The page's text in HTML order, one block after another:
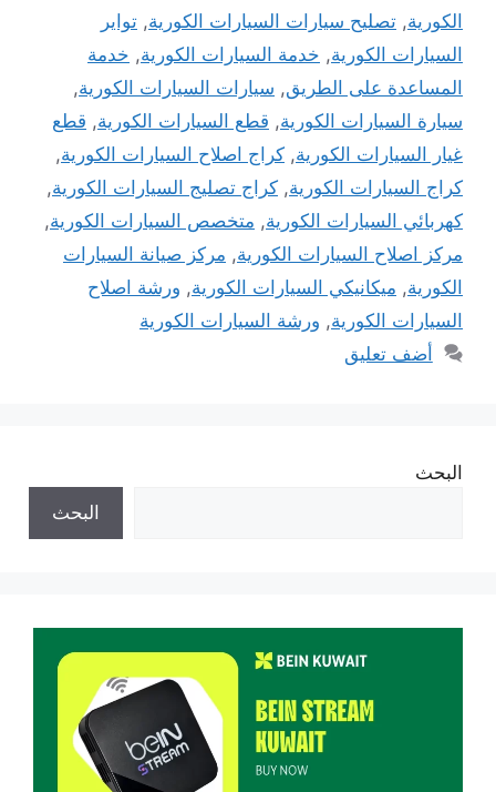
الكورية, تصليح سيارات السيارات الكورية, تواير
السيارات الكورية, خدمة السيارات الكورية, خدمة
المساعدة على الطريق, سيارات السيارات الكورية,
سيارة السيارات الكورية, قطع السيارات الكورية, قطع
غيار السيارات الكورية, كراج اصلاح السيارات الكورية,
كراج السيارات الكورية, كراج تصليج السيارات الكورية,
كهربائي السيارات الكورية, متخصص السيارات الكورية,
مركز اصلاح السيارات الكورية, مركز صيانة السيارات
الكورية, ميكانيكي السيارات الكورية, ورشة اصلاح
السيارات الكورية, ورشة السيارات الكورية
أضف تعليق
البحث
البحث